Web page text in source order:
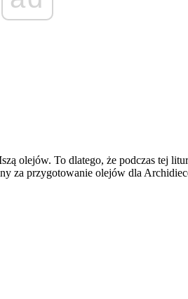
olejów. To dlatego, że podczas tej
za przygotowanie olejów dla